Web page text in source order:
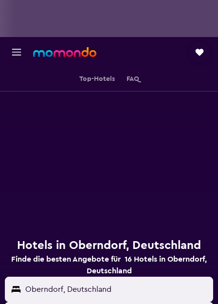
Top-Hotels FAQ
Hotels in Oberndorf, Deutschland
Finde die besten Angebote für 16 Hotels in Oberndorf,
Deutschland
Oberndorf, Deutschland